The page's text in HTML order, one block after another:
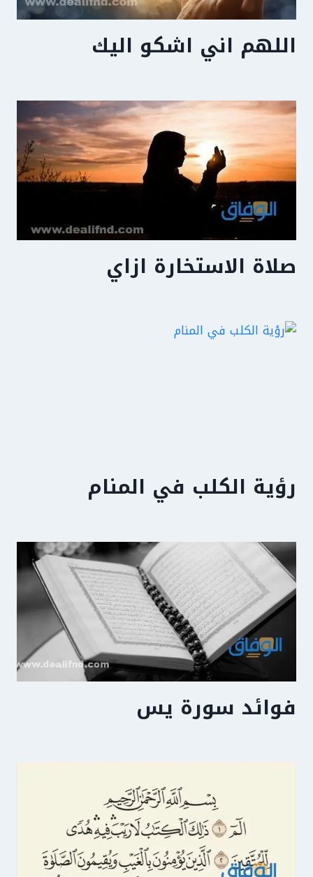
اللهم اني اشكو اليك
صلاة الاستخارة ازاي
رؤية الكلب في المنام
فوائد سورة يس